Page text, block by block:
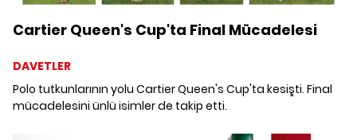
Cartier Queen's Cup'ta Final Mücadelesi
DAVETLER
Polo tutkunlarının yolu Cartier Queen's Cup'ta kesişti. Final
mücadelesini ünlü isimler de takip etti.